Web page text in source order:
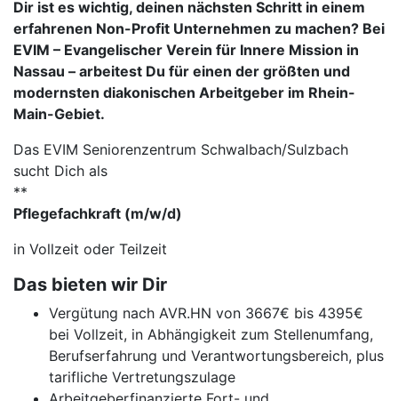
Dir ist es wichtig, deinen nächsten Schritt in einem
erfahrenen Non-Profit Unternehmen zu machen? Bei
EVIM – Evangelischer Verein für Innere Mission in
Nassau – arbeitest Du für einen der größten und
modernsten diakonischen Arbeitgeber im Rhein-
Main-Gebiet.
Das EVIM Seniorenzentrum Schwalbach/Sulzbach
sucht Dich als
**
Pflegefachkraft (m/w/d)
in Vollzeit oder Teilzeit
Das bieten wir Dir
Vergütung nach AVR.HN von 3667€ bis 4395€
bei Vollzeit, in Abhängigkeit zum Stellenumfang,
Berufserfahrung und Verantwortungsbereich, plus
tarifliche Vertretungszulage